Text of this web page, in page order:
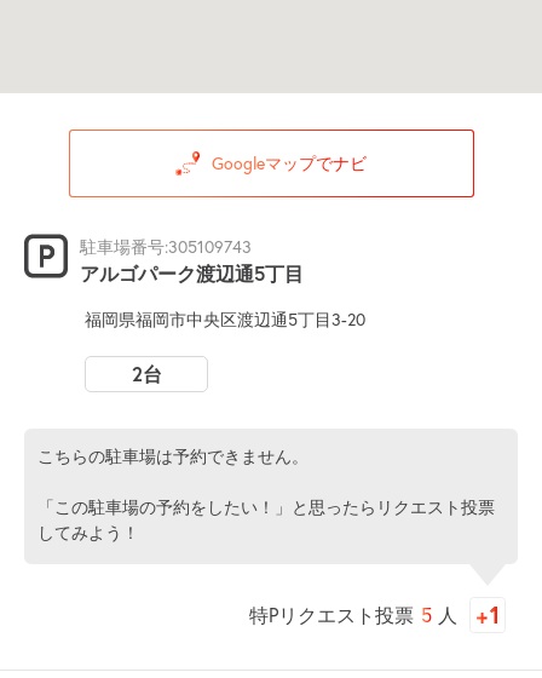
Googleマップでナビ
駐車場番号:305109743
アルゴパーク渡辺通5丁目
福岡県福岡市中央区渡辺通5丁目3-20
2台
こちらの駐車場は予約できません。
「この駐車場の予約をしたい！」と思ったらリクエスト投票
してみよう！
特Pリクエスト投票 5 人